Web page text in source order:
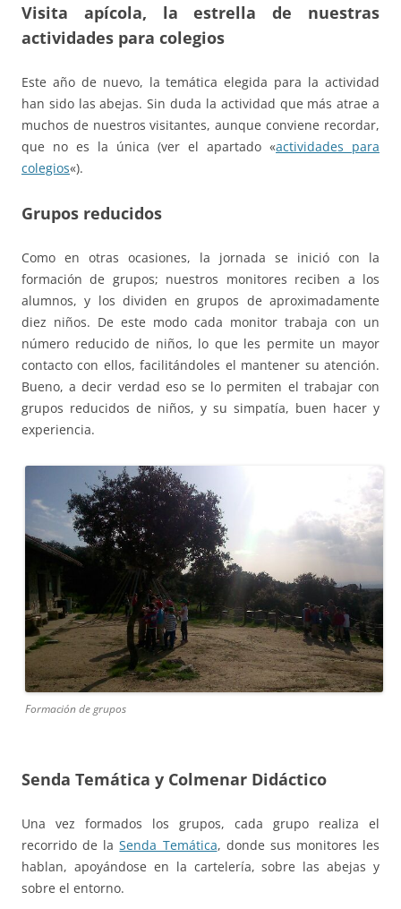
Visita apícola, la estrella de nuestras
actividades para colegios
Este año de nuevo, la temática elegida para la actividad
han sido las abejas. Sin duda la actividad que más atrae a
muchos de nuestros visitantes, aunque conviene recordar,
que no es la única (ver el apartado «actividades para
colegios«).
Grupos reducidos
Como en otras ocasiones, la jornada se inició con la
formación de grupos; nuestros monitores reciben a los
alumnos, y los dividen en grupos de aproximadamente
diez niños. De este modo cada monitor trabaja con un
número reducido de niños, lo que les permite un mayor
contacto con ellos, facilitándoles el mantener su atención.
Bueno, a decir verdad eso se lo permiten el trabajar con
grupos reducidos de niños, y su simpatía, buen hacer y
experiencia.
Formación de grupos
Senda Temática y Colmenar Didáctico
Una vez formados los grupos, cada grupo realiza el
recorrido de laSenda Temática, donde sus monitores les
hablan, apoyándose en la cartelería, sobre las abejas y
sobre el entorno.